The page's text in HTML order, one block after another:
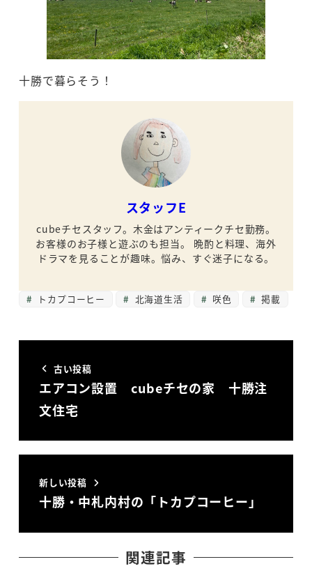
十勝で暮らそう！
スタッフE
cubeチセスタッフ。木金はアンティークチセ勤務。
お客様のお子様と遊ぶのも担当。
晩酌と料理、海外
ドラマを見ることが趣味。悩み、すぐ迷子になる。
トカプコーヒー 北海道生活 咲色 掲載
古い投稿
エアコン設置 cubeチセの家 十勝注
文住宅
新しい投稿
十勝・中札内村の「トカプコーヒー」
関連記事